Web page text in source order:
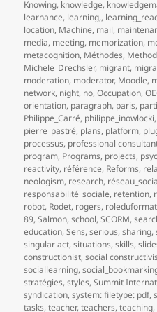
Knowing, knowledge,
learnance, learning,,
location, Machine, mail,
media, meeting, memorization,
metacognition, Méthodes,
Michele_Drechsler, migrant,
moderation, moderator, Moodle,
network, night, no,Occupation,
orientation, paragraph, paris,
Philippe_Carré, philippe_inowlocki,
pierre_pastré, plans, platform,
processus, professional
program, Programs, projects,
reactivity, référence, Reforms,
neologism, research,
responsabilité_sociale, retention,
robot, Rodet, rogers,
89,Salmon,school,SCORM,
education,Sens,serious,sharing,
singular act,situations,skills,
constructionist,social
sociallearning,
stratégies,styles,Summit
syndication,system: filetype: pdf,
tasks,teacher,teachers,teaching,